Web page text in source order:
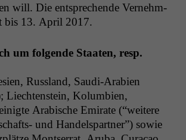
will. Die entsprechende Vernehm­
bis 13. April 2017.
um fol­gende Staat­en, resp.
Rus­s­land, Sau­di-Ara­bi­en
Liecht­en­stein, Kolumbi­en,
Ara­bis­che Emi­rate (“weit­ere
und Han­delspart­ner”) sowie